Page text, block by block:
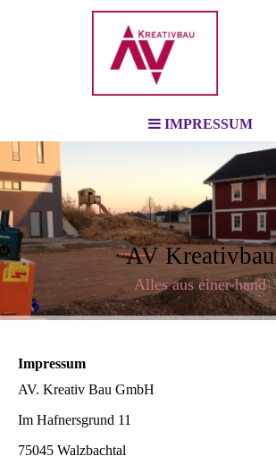
IMPRESSUM
AV Kreativbau
Alles aus einer hand
Impressum
AV. Kreativ Bau GmbH
Im Hafnersgrund 11
75045 Walzbachtal